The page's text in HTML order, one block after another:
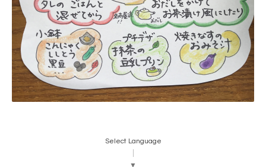
Select Language
▼